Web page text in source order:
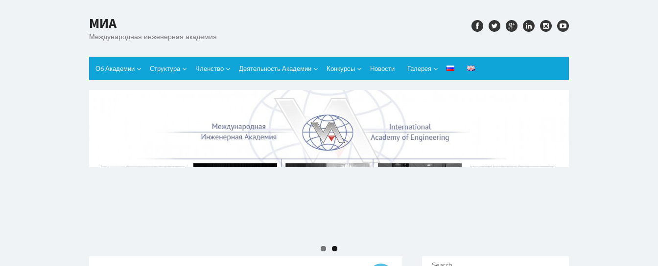
МИА
Международная инженерная академия
Об Академии Структура Членство Деятельность Академии Конкурсы Новости Галерея